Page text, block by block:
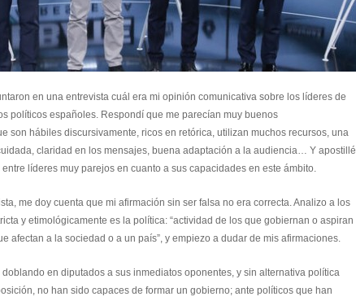
en una entrevista cuál era mi opinión comunicativa sobre los líderes de
políticos españoles. Respondí que me parecían muy buenos
son hábiles discursivamente, ricos en retórica, utilizan muchos recursos, una
claridad en los mensajes, buena adaptación a la audiencia… Y apostillé
líderes muy parejos en cuanto a sus capacidades en este ámbito.
me doy cuenta que mi afirmación sin ser falsa no era correcta. Analizo a los
y etimológicamente es la política: “actividad de los que gobiernan o aspiran
afectan a la sociedad o a un país”, y empiezo a dudar de mis afirmaciones.
doblando en diputados a sus inmediatos oponentes, y sin alternativa política
no han sido capaces de formar un gobierno; ante políticos que han